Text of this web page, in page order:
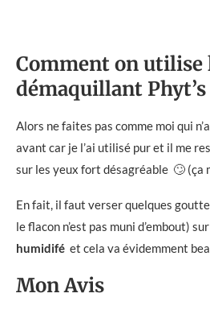
Comment on utilise
démaquillant Phyt’s
Alors ne faites pas comme moi qui
avant car je l’ai utilisé pur et il me
sur les yeux fort désagréable 🙄 (ça
En fait, il faut verser quelques
le flacon n’est pas muni d’embout)
humidifé et cela va évidemment
Mon Avis